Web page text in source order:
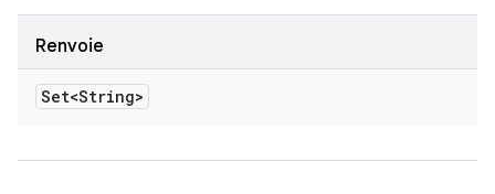
Renvoie
Set<String>